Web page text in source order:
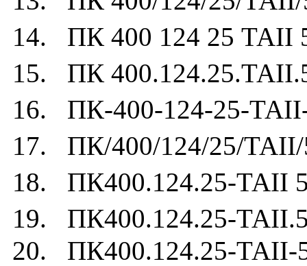
14. ПК 400 124 25 ТАII
15. ПК
16. ПК-400-124-25-
17. ПК/400/124/25/ТАII/
18. ПК400.124.25-ТАII
19. ПК400.124.25-
20. ПК400.124.25-ТАII-